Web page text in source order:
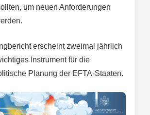
um neuen Anforderungen
erscheint zweimal jährlich
Instrument für die
Planung der EFTA-Staaten.